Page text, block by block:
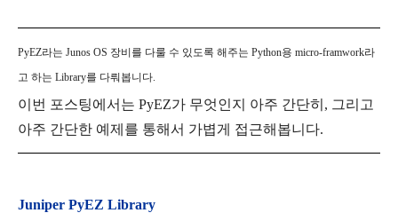
PyEZ라는 Junos OS 장비를 다룰 수 있도록 해주는 Python용 micro-framwork라
고 하는 Library를 다뤄봅니다.
이번 포스팅에서는 PyEZ가 무엇인지 아주 간단히, 그리고
아주 간단한 예제를 통해서 가볍게 접근해봅니다.
Juniper PyEZ Library